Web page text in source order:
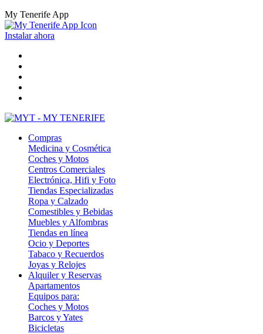
My Tenerife App
Instalar ahora
Compras
Medicina y Cosmética
Coches y Motos
Centros Comerciales
Electrónica, Hifi y Foto
Tiendas Especializadas
Ropa y Calzado
Comestibles y Bebidas
Muebles y Alfombras
Tiendas en línea
Ocio y Deportes
Tabaco y Recuerdos
Joyas y Relojes
Alquiler y Reservas
Apartamentos
Equipos para:
Coches y Motos
Barcos y Yates
Bicicletas